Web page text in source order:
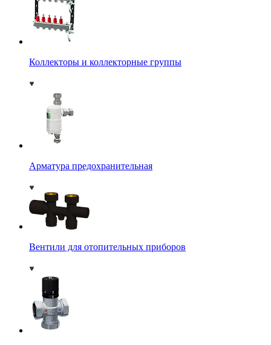
Коллекторы и коллекторные группы
Арматура предохранительная
Вентили для отопительных приборов